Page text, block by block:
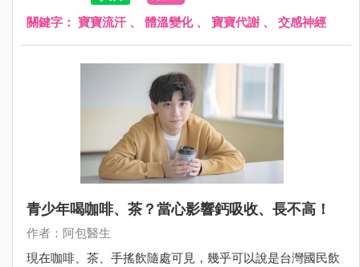
關鍵字： 寶寶流汗 、 體溫變化、 寶寶代謝 、 交感神經
青少年喝咖啡、茶？當心影響鈣吸收、長不高！
作者：阿包醫生
現在咖啡、茶、手搖飲隨處可見，幾乎可以說是台灣國民飲